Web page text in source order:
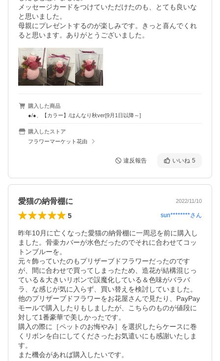
メッセージカードをつけていただけたのも、とても良いな
と思いました。
母親にプレゼントするのが楽しみです。きっと喜んでくれ
ると思います。ありがとうございました。
購入した商品
●/●、【カラー】/はんなり秋ver[9月1日以降～]
購入したストア
フラワーマーケット花由
違反報告 いいね 5
愛猫の納骨棚に 2022/11/10
5 sun********さん
昨年10月に亡くなった愛猫の納骨棚に一周忌を前に購入し
ました。骨壷カバーが水色だったのでそれに合わせてコッ
トンブルーを。
元々飾っていたのもプリザーブドフラワーだったのです
が、間に合わせで買ってしまったため、造花が結構混じっ
ている＆大きいリボンで誤魔化している＆色味がバラバ
ラ、な感じが気に入らず、買い替えを検討していました。
他のプリザーブドフラワーをお花屋さんで見たり、PayPay
モールで購入したりもしましたが、こちらのものが値段に
対して1番豪華で美しかったです。
購入の際に［ペットのお悔やみ］を選択したらケースに巻
くリボンを白にしてくださったお気遣いにも感謝いたしま
す。
また機会があれば購入したいです。